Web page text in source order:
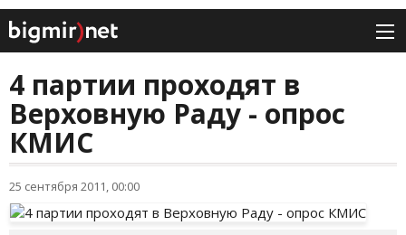
4 партии проходят в
Верховную Раду - опрос
КМИС
25 сентября 2011, 00:00